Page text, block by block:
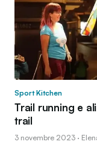
Sport Kitchen
Trail running e
trail
3 novembre 2023 ·